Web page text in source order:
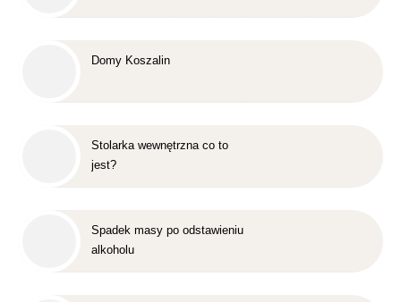
Domy Koszalin
Stolarka wewnętrzna co to
jest?
Spadek masy po odstawieniu
alkoholu